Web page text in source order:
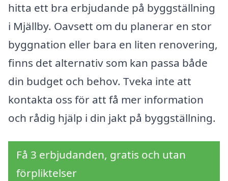
hitta ett bra erbjudande på byggställning
i Mjällby. Oavsett om du planerar en stor
byggnation eller bara en liten renovering,
finns det alternativ som kan passa både
din budget och behov. Tveka inte att
kontakta oss för att få mer information
och rådig hjälp i din jakt på byggställning.
Få 3 erbjudanden, gratis och utan
förpliktelser